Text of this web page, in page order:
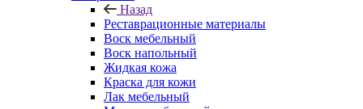
Назад
Реставрационные материалы
Воск мебельный
Воск напольный
Жидкая кожа
Краска для кожи
Лак мебельный